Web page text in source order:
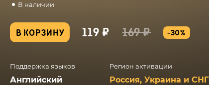
В наличии
В КОРЗИНУ 119 ₽ 169 ₽ -30%
Поддержка языков
Английский
Регион активации
Россия, Украина и СНГ